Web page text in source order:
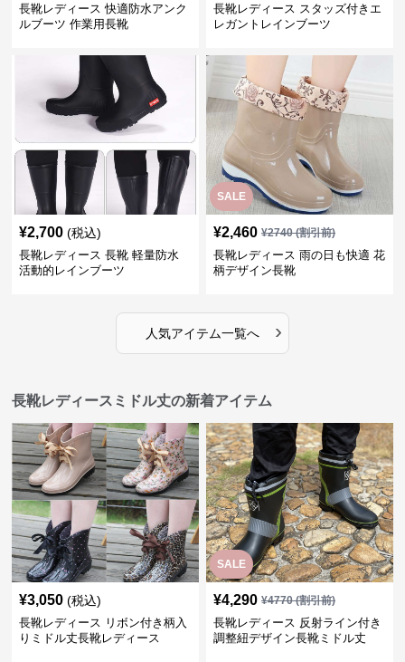
長靴レディース 快適防水アンク
ルブーツ 作業用長靴
長靴レディース スタッズ付きエ
レガントレインブーツ
¥2,700 (税込)
長靴レディース 長靴 軽量防水
活動的レインブーツ
SALE
¥2,460 ¥2740(割引前)
長靴レディース 雨の日も快適 花
柄デザイン長靴
人気アイテム一覧へ ›
長靴レディースミドル丈の新着アイテム
¥3,050 (税込)
長靴レディース リボン付き柄入
りミドル丈長靴レディース
SALE
¥4,290 ¥4770(割引前)
長靴レディース 反射ライン付き
調整紐デザイン長靴ミドル丈